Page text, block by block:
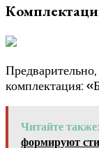
комплектация:
Читайте также:
формируют